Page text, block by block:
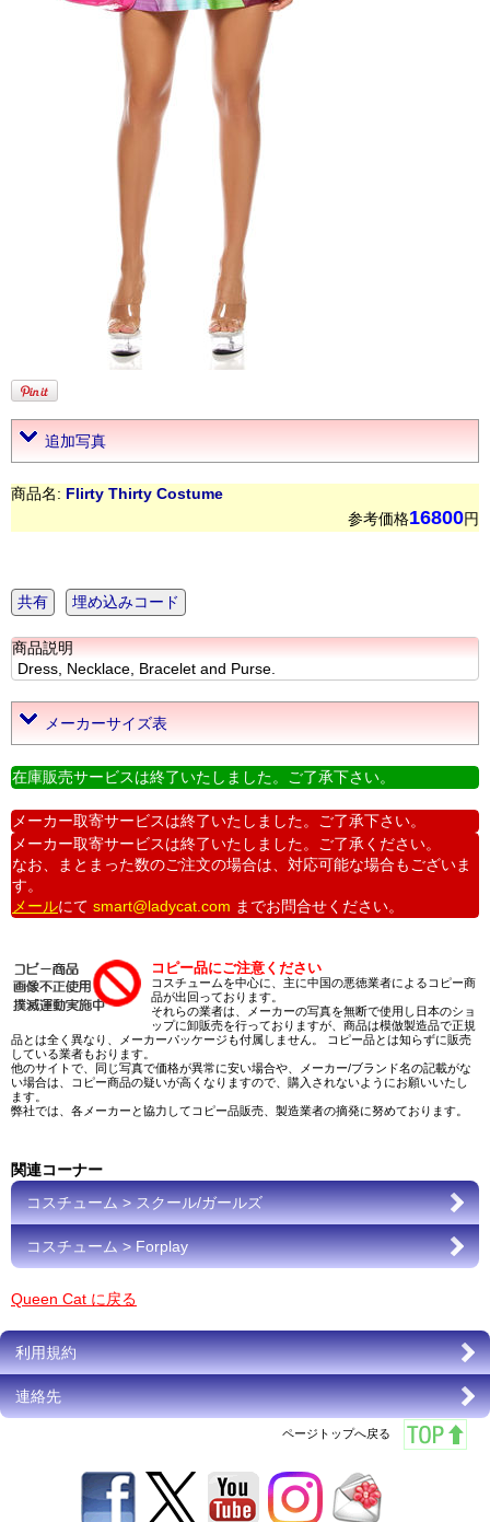
追加写真
商品名: Flirty Thirty Costume
参考価格16800円
共有 埋め込みコード
商品説明
Dress, Necklace, Bracelet and Purse.
メーカーサイズ表
在庫販売サービスは終了いたしました。ご了承下さい。
メーカー取寄サービスは終了いたしました。ご了承下さい。
メーカー取寄サービスは終了いたしました。ご了承ください。
なお、まとまった数のご注文の場合は、対応可能な場合もございま
す。
メールにて smart@ladycat.com までお問合せください。
コピー品にご注意ください
コスチュームを中心に、主に中国の悪徳業者によるコピー商
品が出回っております。
それらの業者は、メーカーの写真を無断で使用し日本のショ
ップに卸販売を行っておりますが、商品は模倣製造品で正規
品とは全く異なり、メーカーパッケージも付属しません。 コピー品とは知らずに販売
している業者もおります。
他のサイトで、同じ写真で価格が異常に安い場合や、メーカー/ブランド名の記載がな
い場合は、コピー商品の疑いが高くなりますので、購入されないようにお願いいたし
ます。
弊社では、各メーカーと協力してコピー品販売、製造業者の摘発に努めております。
関連コーナー
コスチューム > スクール/ガールズ
コスチューム > Forplay
Queen Cat に戻る
利用規約
連絡先
ページトップへ戻る